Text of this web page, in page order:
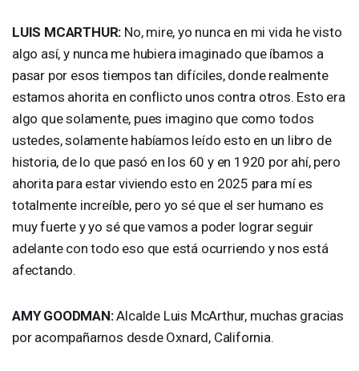
LUIS MCARTHUR: No, mire, yo nunca en mi vida he visto
algo así, y nunca me hubiera imaginado que íbamos a
pasar por esos tiempos tan difíciles, donde realmente
estamos ahorita en conflicto unos contra otros. Esto era
algo que solamente, pues imagino que como todos
ustedes, solamente habíamos leído esto en un libro de
historia, de lo que pasó en los 60 y en 1920 por ahí, pero
ahorita para estar viviendo esto en 2025 para mí es
totalmente increíble, pero yo sé que el ser humano es
muy fuerte y yo sé que vamos a poder lograr seguir
adelante con todo eso que está ocurriendo y nos está
afectando.
AMY GOODMAN:Alcalde Luis McArthur, muchas gracias
por acompañarnos desde Oxnard, California.